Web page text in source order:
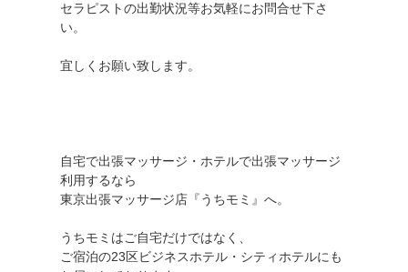
セラピストの出勤状況等お気軽にお問合せ下さ
い。
宜しくお願い致します。
自宅で出張マッサージ・ホテルで出張マッサージ
利用するなら
東京出張マッサージ店『うちモミ』へ。
うちモミはご自宅だけではなく、
ご宿泊の23区ビジネスホテル・シティホテルにも